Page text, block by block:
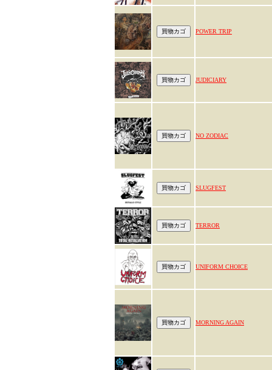
POWER TRIP
JUDICIARY
NO ZODIAC
SLUGFEST
TERROR
UNIFORM CHOICE
MORNING AGAIN